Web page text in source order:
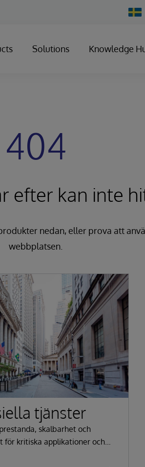
Solutions Knowledge
404
efter kan inte
nedan, eller prova att
webbplatsen.
tjänster
skalbarhet och
för kritiska applikationer och